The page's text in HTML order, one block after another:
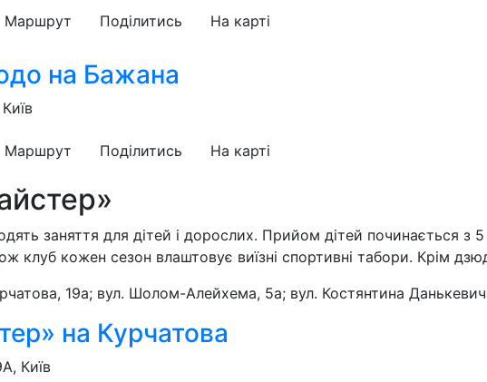
Маршрут Поділитись На карті
на Бажана
Маршрут Поділитись На карті
заняття для дітей і дорослих. Прийом дітей починається з
клуб кожен сезон влаштовує виїзні спортивні табори. Крім
19а; вул. Шолом-Алейхема, 5а; вул. Костянтина
на Курчатова
Київ